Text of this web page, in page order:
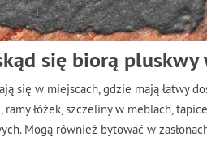
się biorą pluskwy
się w miejscach, gdzie mają łatwy
łóżek, szczeliny w meblach,
Mogą również bytować w